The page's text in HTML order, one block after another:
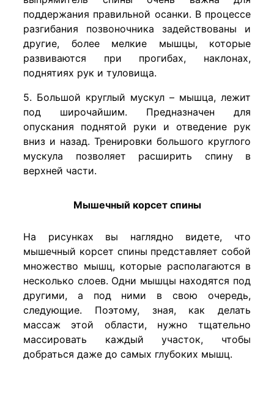
поддержания правильной осанки. В процессе
разгибания позвоночника задействованы и
другие, более мелкие мышцы, которые
развиваются при прогибах, наклонах,
поднятиях рук и туловища.
5. Большой круглый мускул – мышца, лежит
под широчайшим. Предназначен для
опускания поднятой руки и отведение рук
вниз и назад. Тренировки большого круглого
мускула позволяет расширить спину в
верхней части.
Мышечный корсет спины
На рисунках вы наглядно видете, что
мышечный корсет спины представляет собой
множество мышц, которые располагаются в
несколько слоев. Одни мышцы находятся под
другими, а под ними в свою очередь,
следующие. Поэтому, зная, как делать
массаж этой области, нужно тщательно
массировать каждый участок, чтобы
добраться даже до самых глубоких мышц.